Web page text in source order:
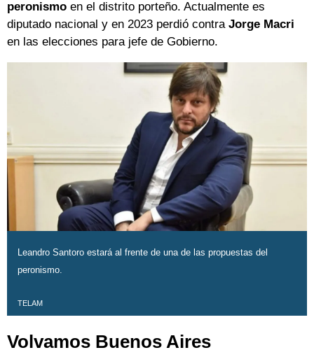
peronismo en el distrito porteño. Actualmente es
diputado nacional y en 2023 perdió contra Jorge Macri
en las elecciones para jefe de Gobierno.
Leandro Santoro estará al frente de una de las propuestas del
peronismo.
TELAM
Volvamos Buenos Aires